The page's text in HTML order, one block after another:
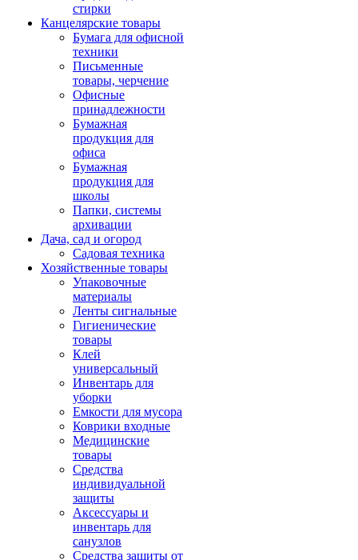
стирки
Канцелярские товары
Бумага для офисной
техники
Письменные
товары, черчение
Офисные
принадлежности
Бумажная
продукция для
офиса
Бумажная
продукция для
школы
Папки, системы
архивации
Дача, сад и огород
Садовая техника
Хозяйственные товары
Упаковочные
материалы
Ленты сигнальные
Гигиенические
товары
Клей
универсальный
Инвентарь для
уборки
Емкости для мусора
Коврики входные
Медицинские
товары
Средства
индивидуальной
защиты
Аксессуары и
инвентарь для
санузлов
Средства защиты от